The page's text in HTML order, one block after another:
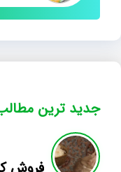
جدید ترین